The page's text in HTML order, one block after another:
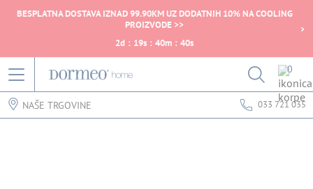
BESPLATNA DOSTAVA IZNAD 99.90KM UZ DODATNIH 10% NA COOLING
PROIZVODE >>
2d : 19s : 40m : 40s
0
NAŠE TRGOVINE 033 721 035